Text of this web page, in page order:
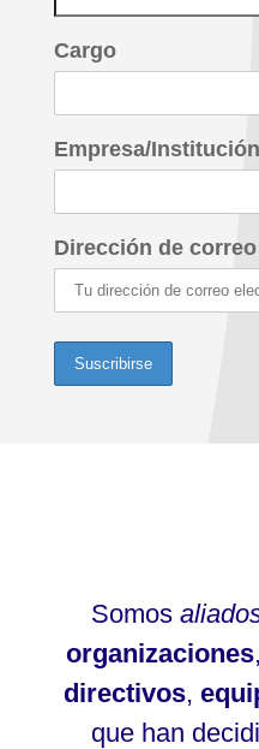
Cargo
Empresa/Institución
Dirección de
Somos
organizaciones,
directivos,
que han